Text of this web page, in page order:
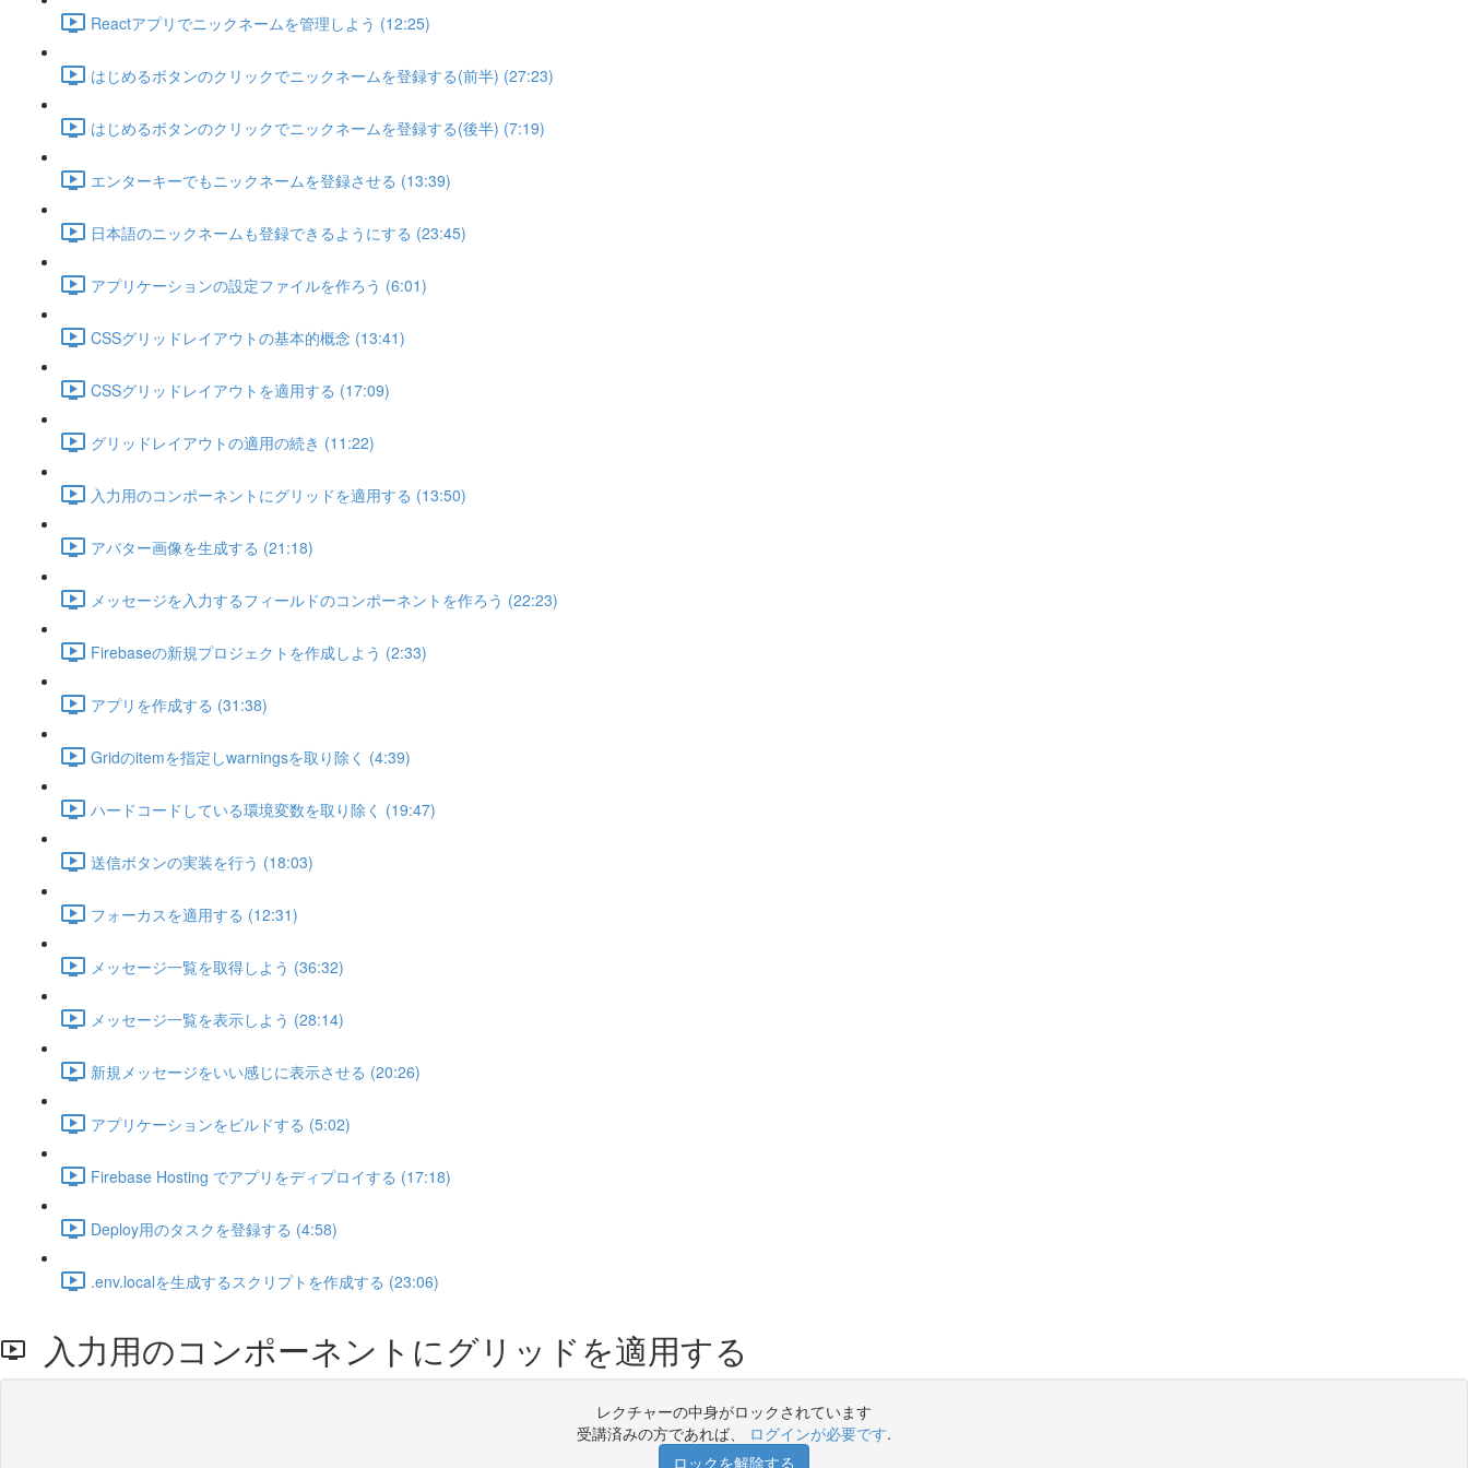
Reactアプリでニックネームを管理しよう (12:25)
はじめるボタンのクリックでニックネームを登録する(前半) (27:23)
はじめるボタンのクリックでニックネームを登録する(後半) (7:19)
エンターキーでもニックネームを登録させる (13:39)
日本語のニックネームも登録できるようにする (23:45)
アプリケーションの設定ファイルを作ろう (6:01)
CSSグリッドレイアウトの基本的概念 (13:41)
CSSグリッドレイアウトを適用する (17:09)
グリッドレイアウトの適用の続き (11:22)
入力用のコンポーネントにグリッドを適用する (13:50)
アバター画像を生成する (21:18)
メッセージを入力するフィールドのコンポーネントを作ろう (22:23)
Firebaseの新規プロジェクトを作成しよう (2:33)
アプリを作成する (31:38)
Gridのitemを指定しwarningsを取り除く (4:39)
ハードコードしている環境変数を取り除く (19:47)
送信ボタンの実装を行う (18:03)
フォーカスを適用する (12:31)
メッセージ一覧を取得しよう (36:32)
メッセージ一覧を表示しよう (28:14)
新規メッセージをいい感じに表示させる (20:26)
アプリケーションをビルドする (5:02)
Firebase Hosting でアプリをディプロイする (17:18)
Deploy用のタスクを登録する (4:58)
.env.localを生成するスクリプトを作成する (23:06)
入力用のコンポーネントにグリッドを適用する
レクチャーの中身がロックされています
受講済みの方であれば、 ログインが必要です.
ロックを解除する